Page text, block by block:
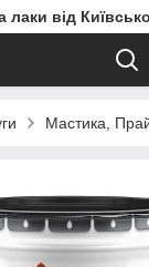
лаки від
Мастика,